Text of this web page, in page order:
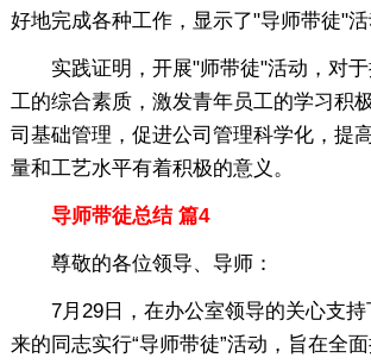
好地完成各种工作，显示了"导师带徒"活
实践证明，开展"师带徒"活动，对于
工的综合素质，激发青年员工的学习积
司基础管理，促进公司管理科学化，提
量和工艺水平有着积极的意义。
导师带徒总结 篇4
尊敬的各位领导、导师：
7月29日，在办公室领导的关心支持
来的同志实行“导师带徒”活动，旨在全